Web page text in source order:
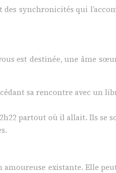
synchronicités qui
est destinée, une âme
sa rencontre avec un
partout où il allait. Ils se
existante. Elle